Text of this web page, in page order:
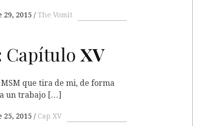
2015 The Vomit
Capítulo XV
que tira de mi, de forma
un trabajo […]
2015 Cap XV